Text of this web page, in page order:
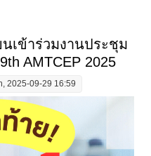
(Cardiorespiratory
เข้าร่วมงานประชุม
AMTCEP 2025
2025-09-29 16:59